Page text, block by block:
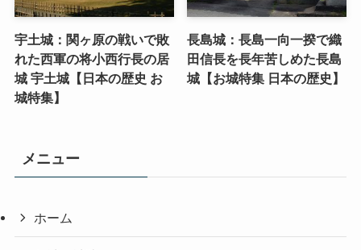
宇土城：関ヶ原の戦いで敗
れた西軍の将小西行長の居
城 宇土城【日本の歴史 お
城特集】
長島城：長島一向一揆で織
田信長を長年苦しめた長島
城【お城特集 日本の歴史】
メニュー
ホーム